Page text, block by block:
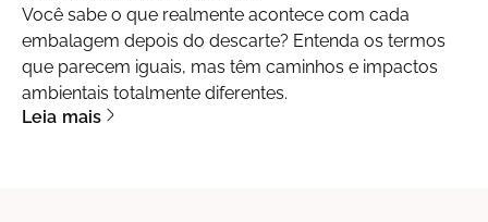
Você sabe o que realmente acontece com cada
embalagem depois do descarte? Entenda os termos
que parecem iguais, mas têm caminhos e impactos
ambientais totalmente diferentes.
Leia mais